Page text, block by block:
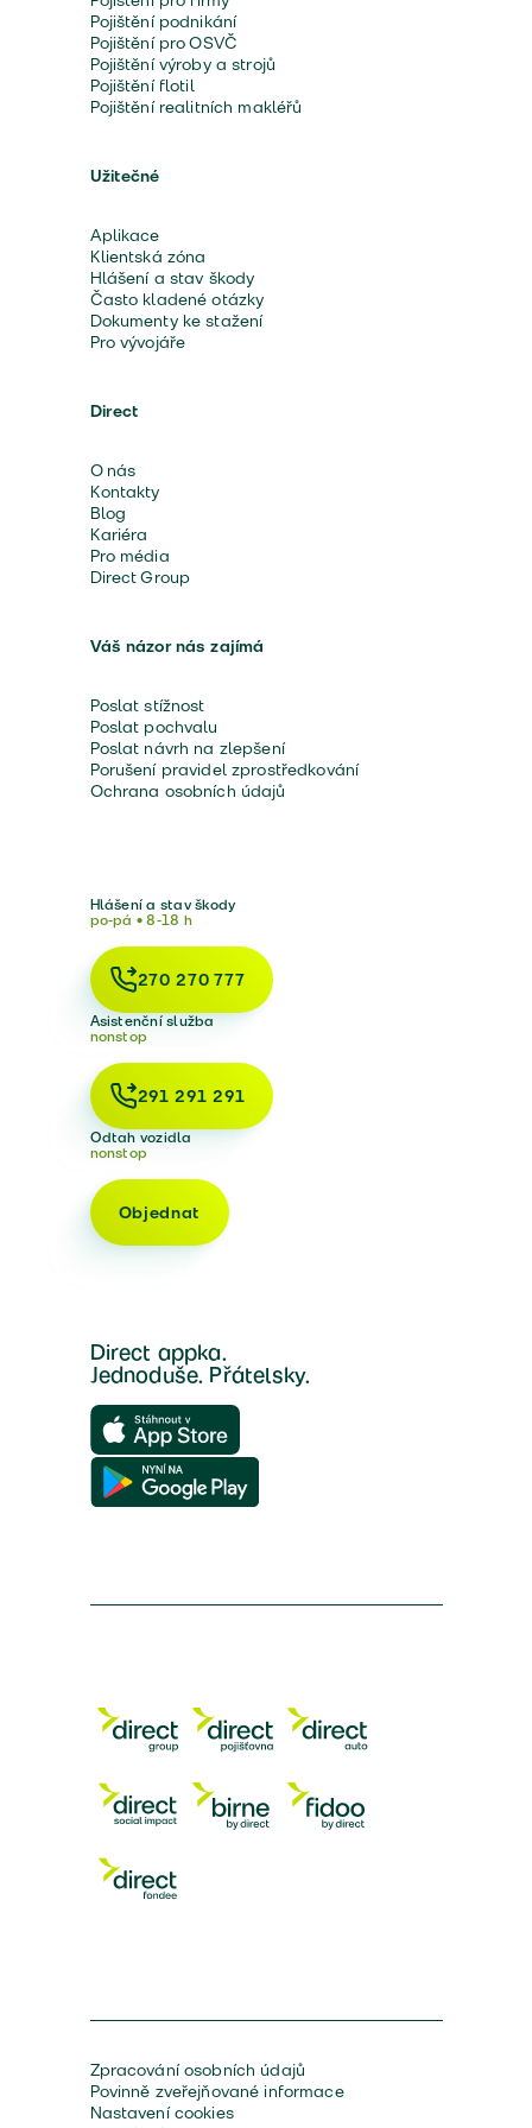
Pojištění podnikání
Pojištění pro OSVČ
Pojištění výroby a strojů
Pojištění flotil
Pojištění realitních makléřů
Užitečné
Aplikace
Klientská zóna
Hlášení a stav škody
Často kladené otázky
Dokumenty ke stažení
Pro vývojáře
Direct
O nás
Kontakty
Blog
Kariéra
Pro média
Direct Group
Váš názor nás zajímá
Poslat stížnost
Poslat pochvalu
Poslat návrh na zlepšení
Porušení pravidel zprostředkování
Ochrana osobních údajů
Hlášení a stav škody
po-pá • 8-18 h
270 270 777
Asistenční služba
nonstop
291 291 291
Odtah vozidla
nonstop
Objednat
Direct appka.
Jednoduše. Přátelsky.
Zpracování osobních údajů
Povinně zveřejňované informace
Nastavení cookies